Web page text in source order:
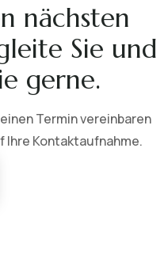
nächsten
Sie und
gerne.
Termin vereinbaren
Ihre Kontaktaufnahme.